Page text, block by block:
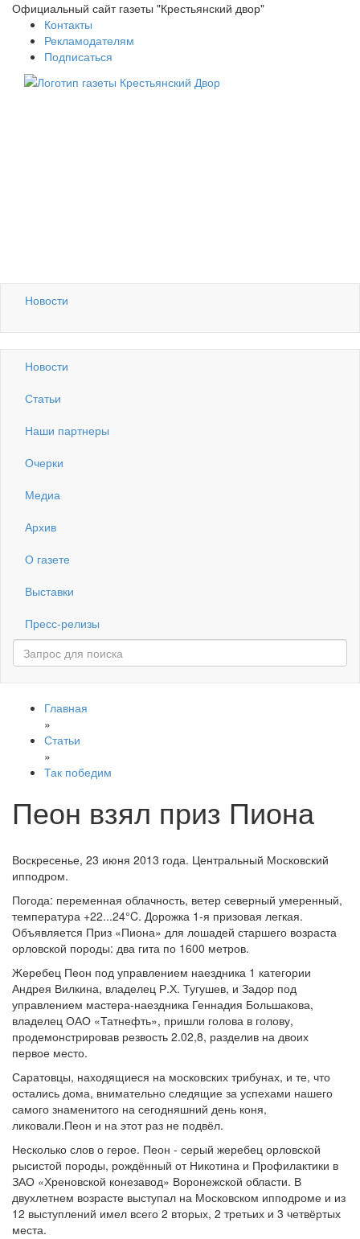
Официальный сайт газеты "Крестьянский двор"
Контакты
Рекламодателям
Подписаться
Новости
Новости
Статьи
Наши партнеры
Очерки
Медиа
Архив
О газете
Выставки
Пресс-релизы
Главная
»
Статьи
»
Так победим
Пеон взял приз Пиона
Воскресенье, 23 июня 2013 года. Центральный Московский
ипподром.
Погода: переменная облачность, ветер северный умеренный,
температура +22...24°C. Дорожка 1-я призовая легкая.
Объявляется Приз «Пиона» для лошадей старшего возраста
орловской породы: два гита по 1600 метров.
Жеребец Пеон под управлением наездника 1 категории
Андрея Вилкина, владелец Р.Х. Тугушев, и Задор под
управлением мастера-наездника Геннадия Большакова,
владелец ОАО «Татнефть», пришли голова в голову,
продемонстрировав резвость 2.02,8, разделив на двоих
первое место.
Саратовцы, находящиеся на московских трибунах, и те, что
остались дома, внимательно следящие за успехами нашего
самого знаменитого на сегодняшний день коня,
ликовали.Пеон и на этот раз не подвёл.
Несколько слов о герое. Пеон - серый жеребец орловской
рысистой породы, рождённый от Никотина и Профилактики в
ЗАО «Хреновской конезавод» Воронежской области. В
двухлетнем возрасте выступал на Московском ипподроме и из
12 выступлений имел всего 2 вторых, 2 третьих и 3 четвёртых
места.